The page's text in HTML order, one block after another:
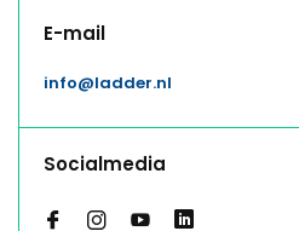
E-mail
info@ladder.nl
Socialmedia